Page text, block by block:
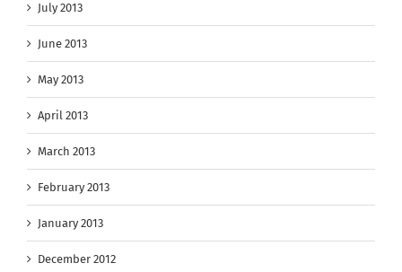
July 2013
June 2013
May 2013
April 2013
March 2013
February 2013
January 2013
December 2012